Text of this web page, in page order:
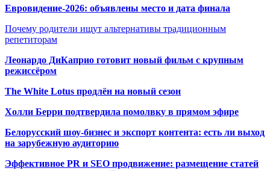
Евровидение-2026: объявлены место и дата финала
Почему родители ищут альтернативы традиционным
репетиторам
Леонардо ДиКаприо готовит новый фильм с крупным
режиссёром
The White Lotus продлён на новый сезон
Холли Берри подтвердила помолвку в прямом эфире
Белорусский шоу-бизнес и экспорт контента: есть ли выход
на зарубежную аудиторию
Эффективное PR и SEO продвижение: размещение статей